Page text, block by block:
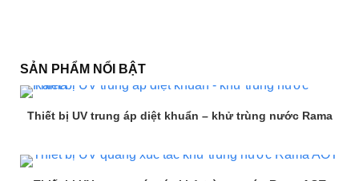
SẢN PHẨM NỔI BẬT
Thiết bị UV trung áp diệt khuẩn – khử trùng nước Rama